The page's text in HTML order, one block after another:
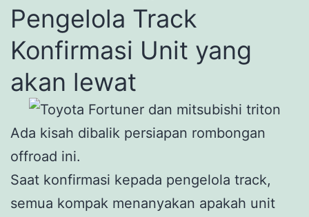
Pengelola Track
Konfirmasi Unit yang
akan lewat
Ada kisah dibalik persiapan rombongan
offroad ini.
Saat konfirmasi kepada pengelola track,
semua kompak menanyakan apakah unit